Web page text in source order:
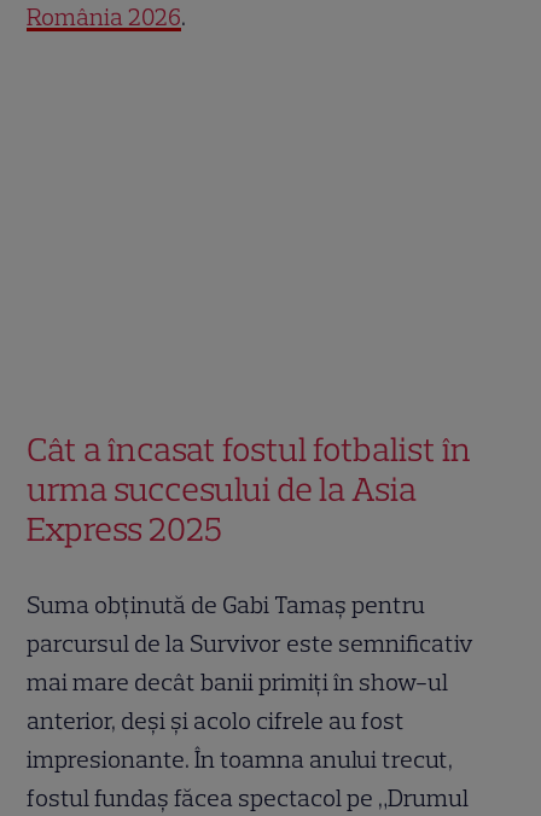
România 2026.
Cât a încasat fostul fotbalist în
urma succesului de la Asia
Express 2025
Suma obținută de Gabi Tamaș pentru
parcursul de la Survivor este semnificativ
mai mare decât banii primiți în show-ul
anterior, deși și acolo cifrele au fost
impresionante. În toamna anului trecut,
fostul fundaș făcea spectacol pe „Drumul